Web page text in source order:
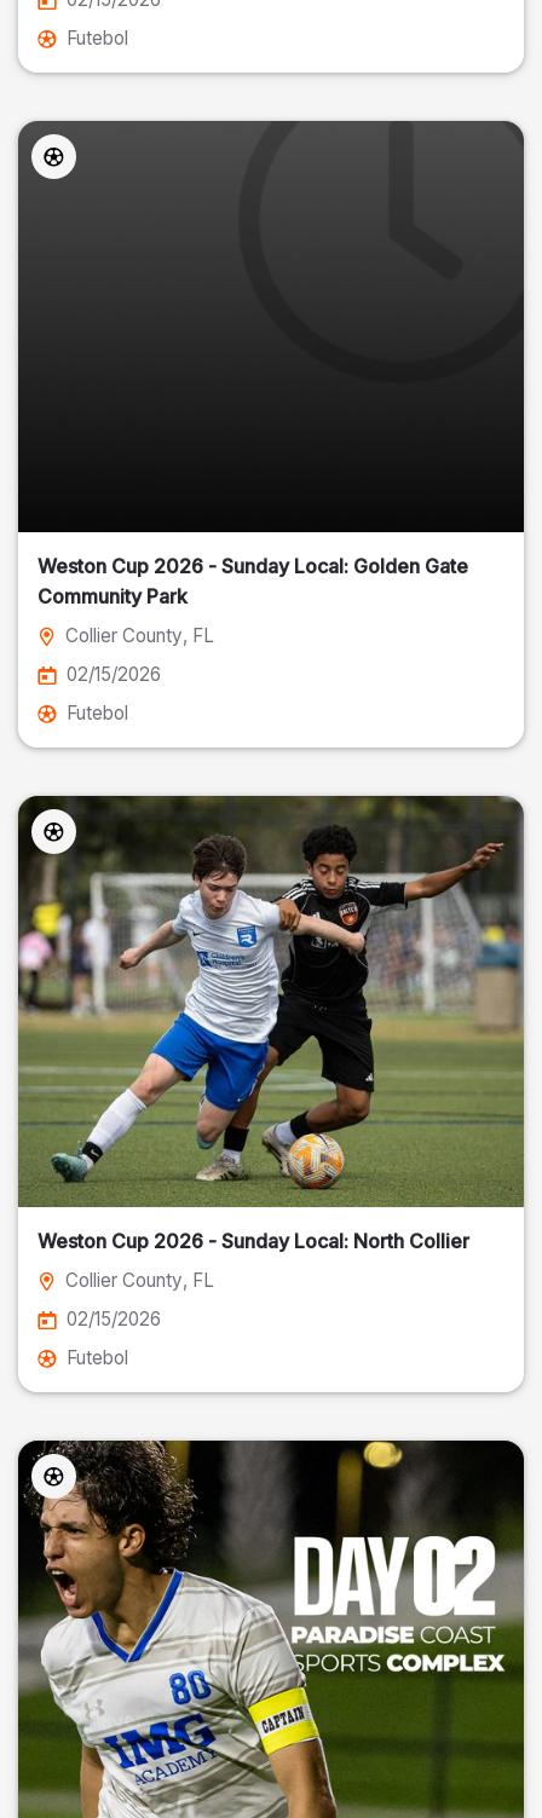
Futebol
Weston Cup 2026 - Sunday Local: Golden Gate
Community Park
Collier County, FL
02/15/2026
Futebol
Weston Cup 2026 - Sunday Local: North Collier
Collier County, FL
02/15/2026
Futebol